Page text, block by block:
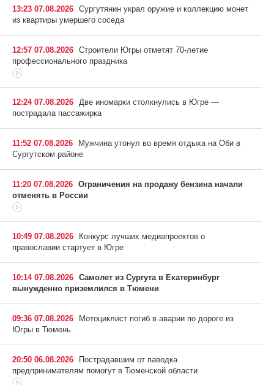
13:23 07.08.2026 Сургутянин украл оружие и коллекцию монет
из квартиры умершего соседа
12:57 07.08.2026 Строители Югры отметят 70-летие
профессионального праздника
12:24 07.08.2026 Две иномарки столкнулись в Югре —
пострадала пассажирка
11:52 07.08.2026
Мужчина утонул во время отдыха на Оби в
Сургутском районе
11:20 07.08.2026 Ограничения на продажу бензина начали
отменять в России
10:49 07.08.2026
Конкурс лучших медиапроектов о
православии стартует в Югре
10:14 07.08.2026 Самолет из Сургута в Екатеринбург
вынужденно приземлился в Тюмени
09:36 07.08.2026
Мотоциклист погиб в аварии по дороге из
Югры в Тюмень
20:50 06.08.2026
Пострадавшим от паводка
предпринимателям помогут в Тюменской области